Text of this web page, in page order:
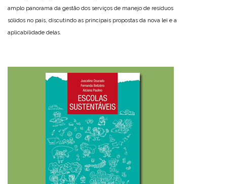
amplo panorama da gestão dos serviços de manejo de resíduos
sólidos no país, discutindo as principais propostas da nova lei e a
aplicabilidade delas.